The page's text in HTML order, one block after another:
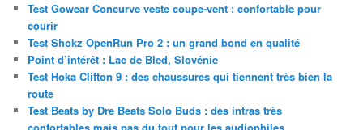
r
c
h
e
Test Gowear Concurve veste coupe-vent : confortable pour
courir
Test Shokz OpenRun Pro 2 : un grand bond en qualité
Point d’intérêt : Lac de Bled, Slovénie
Test Hoka Clifton 9 : des chaussures qui tiennent très bien la
route
Test Beats by Dre Beats Solo Buds : des intras très